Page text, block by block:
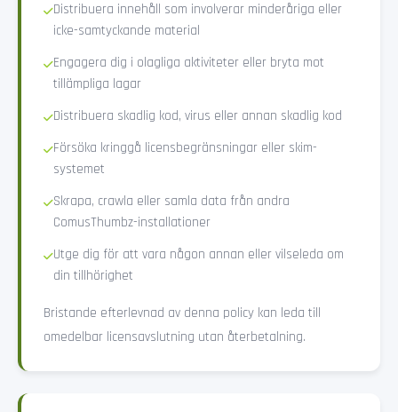
Distribuera innehåll som involverar minderåriga eller
icke-samtyckande material
Engagera dig i olagliga aktiviteter eller bryta mot
tillämpliga lagar
Distribuera skadlig kod, virus eller annan skadlig kod
Försöka kringgå licensbegränsningar eller skim-
systemet
Skrapa, crawla eller samla data från andra
ComusThumbz-installationer
Utge dig för att vara någon annan eller vilseleda om
din tillhörighet
Bristande efterlevnad av denna policy kan leda till
omedelbar licensavslutning utan återbetalning.